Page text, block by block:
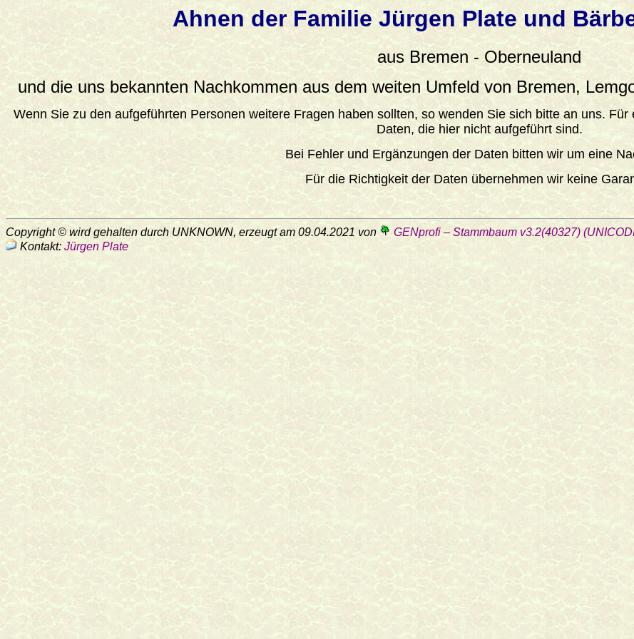
Ahnen der Familie Jürgen Plate und
aus Bremen - Oberneuland
und die uns bekannten Nachkommen aus dem weiten Umfeld von Bremen,
Wenn Sie zu den aufgeführten Personen weitere Fragen haben sollten, so wenden Sie sich bitte an uns.
Daten, die hier nicht aufgeführt sind.
Bei Fehler und Ergänzungen der Daten bitten wir um eine
Für die Richtigkeit der Daten übernehmen wir keine
Copyright © wird gehalten durch UNKNOWN, erzeugt am 09.04.2021 von
GENprofi – Stammbaum v3.2(40327)
Kontakt: Jürgen Plate